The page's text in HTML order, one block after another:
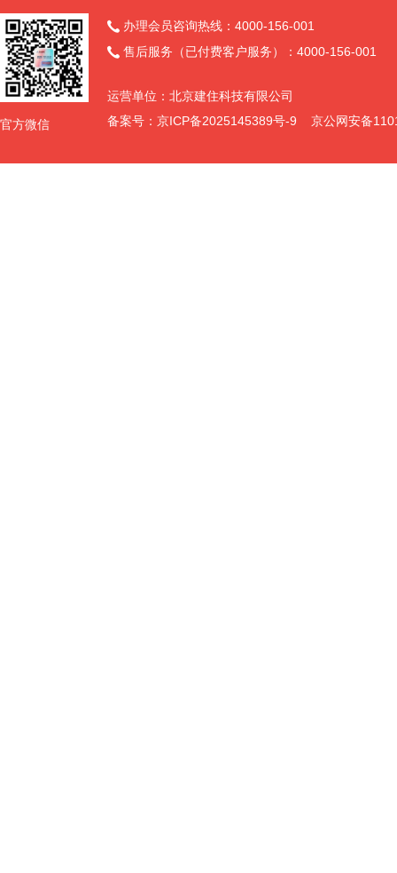
官方微信
 办理会员咨询热线：4000-156-001
 售后服务（已付费客户服务）：4000-156-001
运营单位：北京建住科技有限公司
备案号： 京ICP备2025145389号-9 京公网安备